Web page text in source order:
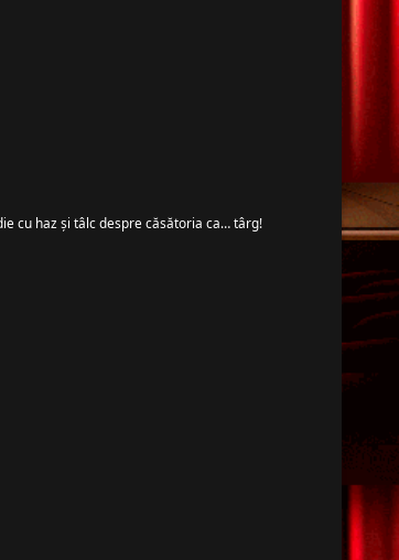
cu haz și tâlc despre căsătoria ca… târg!